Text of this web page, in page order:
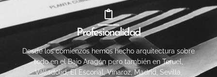
Profesionalidad
Desde los comienzos hemos hecho arquitectura sobre
todo en el Bajo Aragón pero también en Teruel,
Valladolid, El Escorial, Vinaroz, Madrid, Sevilla,